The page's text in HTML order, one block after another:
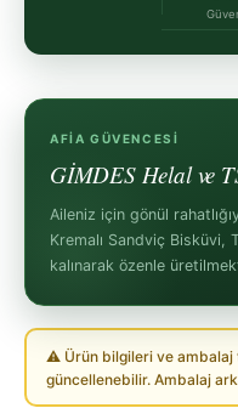
AFIA GÜVENCESI
GİMDES Helal ve
Aileniz için gönül
Kremalı Sandviç Bisküvi,
kalınarak özenle
⚠ Ürün bilgileri ve ambalaj
güncellenebilir. Ambalaj